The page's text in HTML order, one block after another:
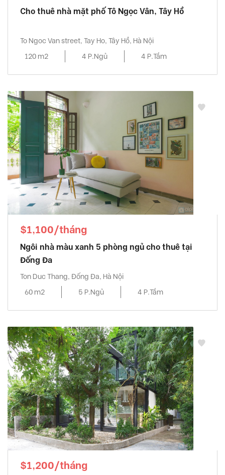
Cho thuê nhà mặt phố Tô Ngọc Vân, Tây Hồ
To Ngoc Van street, Tay Ho, Tây Hồ, Hà Nội
120 m2
4 P.Ngủ 4 P.Tắm
$1,100/tháng
Ngôi nhà màu xanh 5 phòng ngủ cho thuê tại
Đống Đa
Ton Duc Thang, Đống Đa, Hà Nội
60 m2
5 P.Ngủ 4 P.Tắm
$1,200/tháng